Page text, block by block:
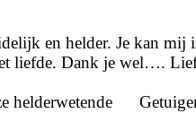
en helder. Je kan
liefde. Dank je wel….